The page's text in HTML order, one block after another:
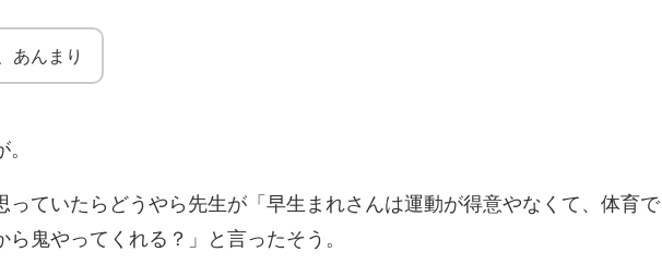
あんまり
っていたらどうやら先生が「早生まれさんは運動が得意やなくて、体育で
鬼やってくれる？」と言ったそう。